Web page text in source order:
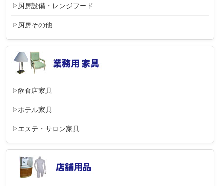
厨房設備・レンジフード
厨房その他
飲食店家具
ホテル家具
エステ・サロン家具